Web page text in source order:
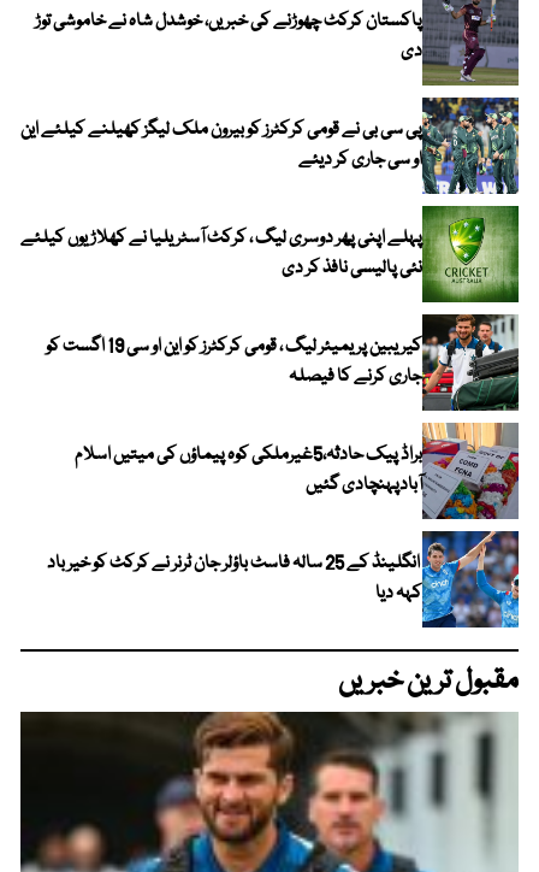
پاکستان کرکٹ چھوڑنے کی خبریں، خوشدل شاہ نے خاموشی توڑ
دی
پی سی بی نے قومی کرکٹرز کو بیرون ملک لیگز کھیلنے کیلئے این
او سی جاری کر دیئے
پہلے اپنی پھر دوسری لیگ ، کرکٹ آسٹریلیا نے کھلاڑیوں کیلئے
نئی پالیسی نافذ کر دی
کیریبین پریمیئر لیگ ، قومی کرکٹرز کو این او سی 19 اگست کو
جاری کرنے کا فیصلہ
براڈ پیک حادثہ،5غیرملکی کوہ پیماؤں کی میتیں اسلام
آبادپہنچادی گئیں
انگلینڈ کے 25 سالہ فاسٹ باؤلر جان ٹرنر نے کرکٹ کو خیر باد
کہہ دیا
مقبول ترین خبریں